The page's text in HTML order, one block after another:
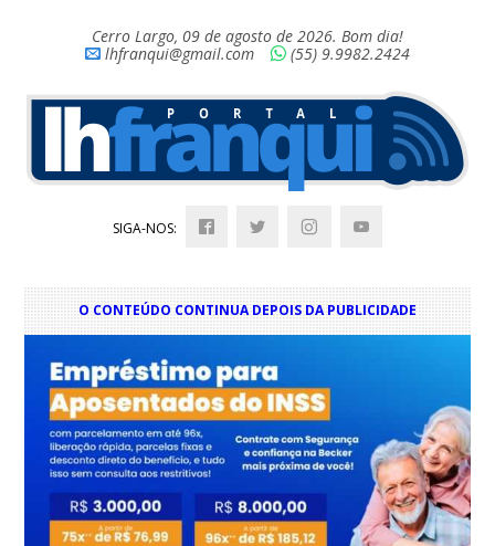
Cerro Largo, 09 de agosto de 2026. Bom dia!
lhfranqui@gmail.com
(55) 9.9982.2424
SIGA-NOS:
O CONTEÚDO CONTINUA DEPOIS DA PUBLICIDADE